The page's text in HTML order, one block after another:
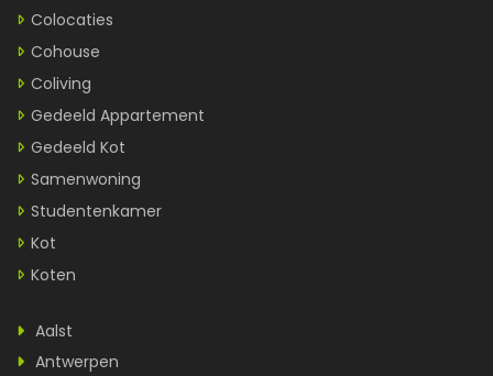
Colocaties
Cohouse
Coliving
Gedeeld Appartement
Gedeeld Kot
Samenwoning
Studentenkamer
Kot
Koten
Aalst
Antwerpen